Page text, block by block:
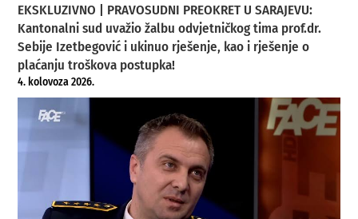
EKSKLUZIVNO | PRAVOSUDNI PREOKRET U SARAJEVU:
Kantonalni sud uvažio žalbu odvjetničkog tima prof.dr.
Sebije Izetbegović i ukinuo rješenje, kao i rješenje o
plaćanju troškova postupka!
4. kolovoza 2026.